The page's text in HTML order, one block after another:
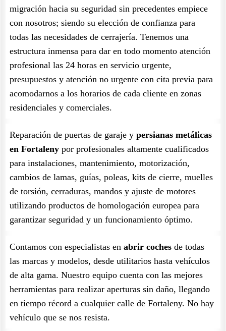
migración hacia su seguridad sin precedentes empiece
con nosotros; siendo su elección de confianza para
todas las necesidades de cerrajería. Tenemos una
estructura inmensa para dar en todo momento atención
profesional las 24 horas en servicio urgente,
presupuestos y atención no urgente con cita previa para
acomodarnos a los horarios de cada cliente en zonas
residenciales y comerciales.
Reparación de puertas de garaje y persianas metálicas
en Fortaleny por profesionales altamente cualificados
para instalaciones, mantenimiento, motorización,
cambios de lamas, guías, poleas, kits de cierre, muelles
de torsión, cerraduras, mandos y ajuste de motores
utilizando productos de homologación europea para
garantizar seguridad y un funcionamiento óptimo.
Contamos con especialistas en abrir coches de todas
las marcas y modelos, desde utilitarios hasta vehículos
de alta gama. Nuestro equipo cuenta con las mejores
herramientas para realizar aperturas sin daño, llegando
en tiempo récord a cualquier calle de Fortaleny. No hay
vehículo que se nos resista.